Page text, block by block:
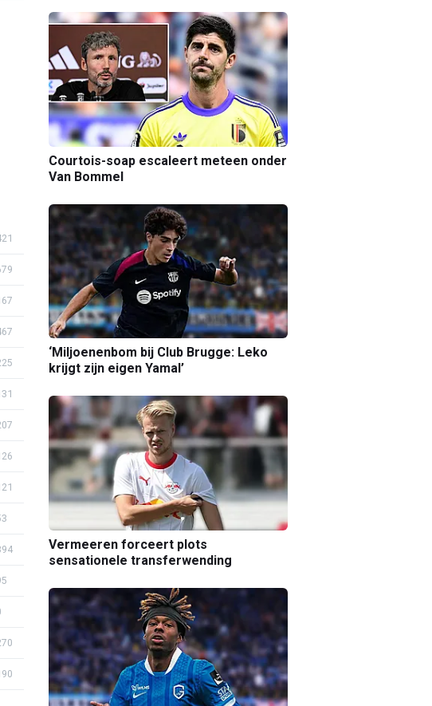
Courtois-soap escaleert meteen onder
Van Bommel
‘Miljoenenbom bij Club Brugge: Leko
krijgt zijn eigen Yamal’
Vermeeren forceert plots
sensationele transferwending